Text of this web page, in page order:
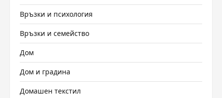
Връзки и психология
Връзки и семейство
Дом
Дом и градина
Домашен текстил